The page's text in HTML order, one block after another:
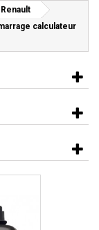
Renault
calculateur